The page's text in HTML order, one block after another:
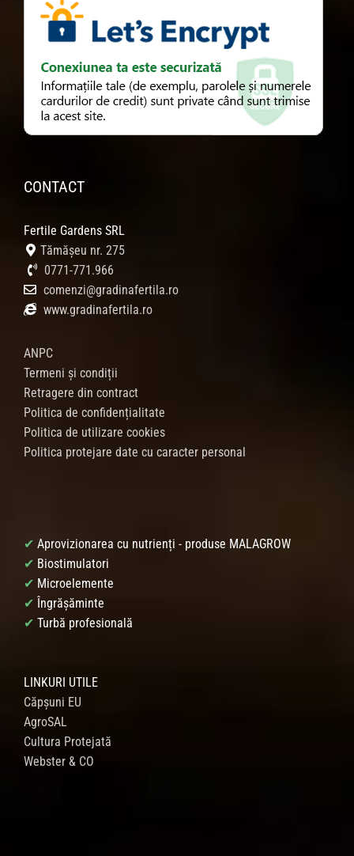
CONTACT
Fertile Gardens SRL
Tămășeu nr. 275
0771-771.966
comenzi@gradinafertila.ro
www.gradinafertila.ro
ANPC
Termeni și condiții
Retragere din contract
Politica de confidențialitate
Politica de utilizare cookies
Politica protejare date cu caracter personal
✔ Aprovizionarea cu nutrienți - produse MALAGROW
✔ Biostimulatori
✔ Microelemente
✔ Îngrășăminte
✔ Turbă profesională
LINKURI UTILE
Căpșuni EU
AgroSAL
Cultura Protejată
Webster & CO